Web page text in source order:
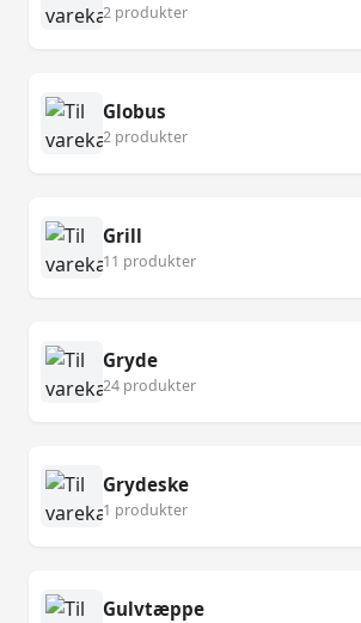
2 produkter
Globus
2 produkter
Grill
11 produkter
Gryde
24 produkter
Grydeske
1 produkter
Gulvtæppe